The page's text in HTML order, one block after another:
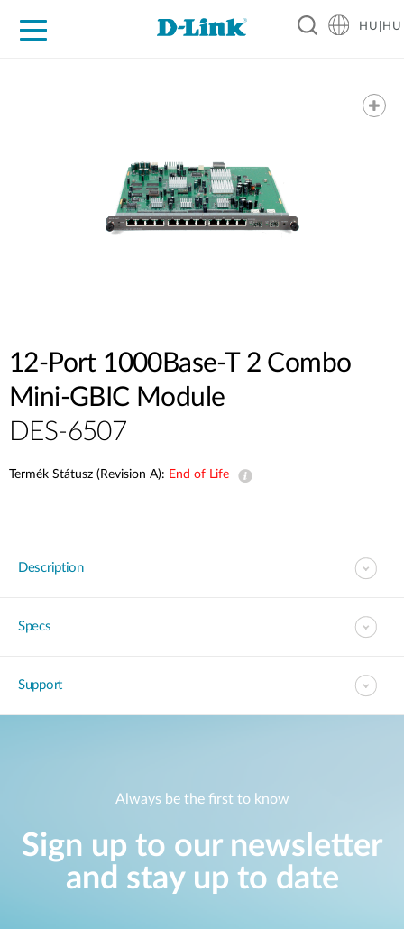
HU|HU
12-Port 1000Base-T 2 Combo
Mini-GBIC Module
DES-6507
Termék Státusz (Revision A): End of Life
Description
Specs
Support
Always be the first to know
Sign up to our newsletter
and stay up to date